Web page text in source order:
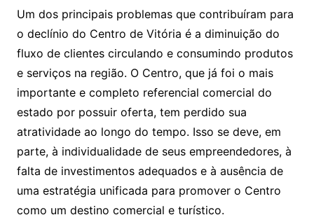
Um dos principais problemas que contribuíram para
o declínio do Centro de Vitória é a diminuição do
fluxo de clientes circulando e consumindo produtos
e serviços na região. O Centro, que já foi o mais
importante e completo referencial comercial do
estado por possuir oferta, tem perdido sua
atratividade ao longo do tempo. Isso se deve, em
parte, à individualidade de seus empreendedores, à
falta de investimentos adequados e à ausência de
uma estratégia unificada para promover o Centro
como um destino comercial e turístico.